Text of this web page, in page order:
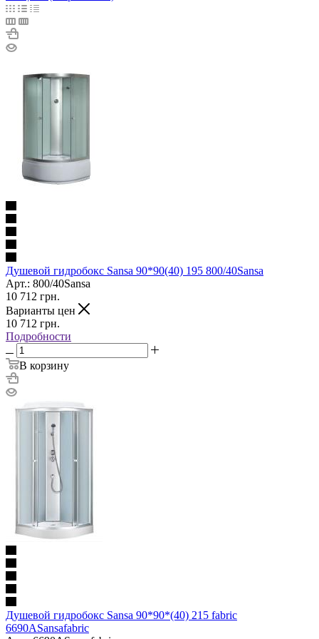
Душевой гидробокс Sansa 90*90(40) 195 800/40Sansa
Арт.: 800/40Sansa
10 712 грн.
Варианты цен
10 712 грн.
Подробности
В корзину
Душевой гидробокс Sansa 90*90*(40) 215 fabric
6690ASansafabric